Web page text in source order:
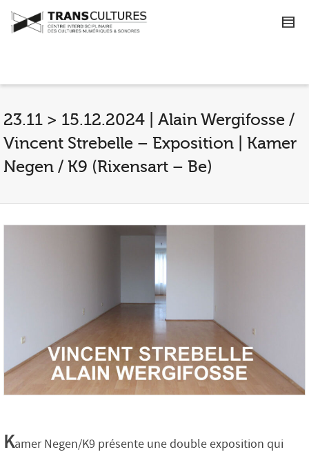
23.11 > 15.12.2024 | Alain Wergifosse /
Vincent Strebelle – Exposition | Kamer
Negen / K9 (Rixensart – Be)
Kamer Negen/K9 présente une double exposition qui